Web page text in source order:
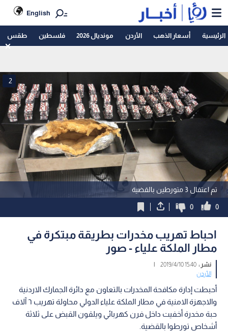
English
الرئيسية أسعار الذهب الأردن مونديال 2026 فلسطين طقس
تم اعتقال 3 متورطين بالقضية
2
0
0
احباط تهريب مخدرات بطريقة مبتكرة في
مطار الملكة علياء - صور
نشر :15:40 2019/4/10
|
الأردن
أحبطت إدارة مكافحة المخدرات بالتعاون مع دائرة الجمارك الاردنية
والاجهزة الامنية في مطار الملكة علياء الدولي محاولة تهريب ٦ آلاف
حبة مخدرة أخفيت داخل فرن كهربائي ويلقون القبض على ثلاثة
أشخاص تورطوا بالقضية.